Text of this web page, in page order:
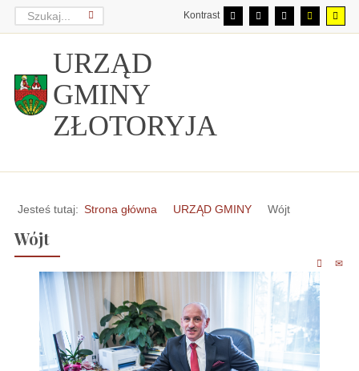
Kontrast
URZĄD
GMINY
ZŁOTORYJA
Jesteś tutaj: Strona główna URZĄD GMINY Wójt
Wójt